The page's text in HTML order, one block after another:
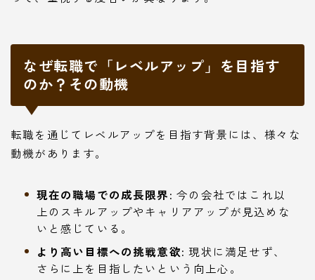
なぜ転職で「レベルアップ」を目指す
のか？その動機
転職を通じてレベルアップを目指す背景には、様々な
動機があります。
現在の職場での成長限界: 今の会社ではこれ以
上のスキルアップやキャリアアップが見込めな
いと感じている。
より高い目標への挑戦意欲: 現状に満足せず、
さらに上を目指したいという向上心。